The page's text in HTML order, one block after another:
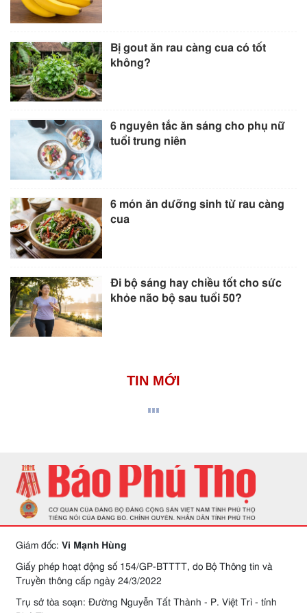
Bị gout ăn rau càng cua có tốt
không?
6 nguyên tắc ăn sáng cho phụ nữ
tuổi trung niên
6 món ăn dưỡng sinh từ rau càng
cua
Đi bộ sáng hay chiều tốt cho sức
khỏe não bộ sau tuổi 50?
TIN MỚI
Giám đốc: Vi Mạnh Hùng
Giấy phép hoạt động số 154/GP-BTTTT, do Bộ Thông tin và
Truyền thông cấp ngày 24/3/2022
Trụ sở tòa soạn: Đường Nguyễn Tất Thành - P. Việt Trì - tỉnh